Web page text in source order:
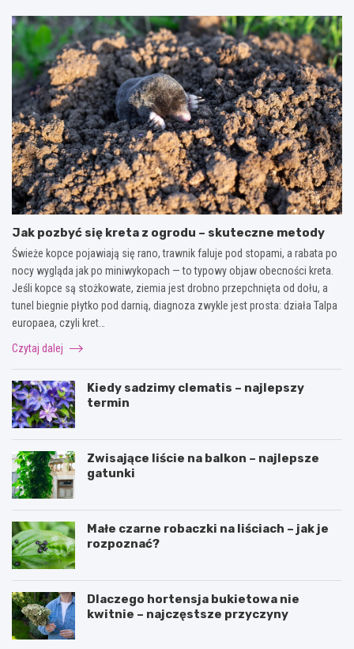
Jak pozbyć się kreta z ogrodu – skuteczne metody
Świeże kopce pojawiają się rano, trawnik faluje pod stopami, a rabata po
nocy wygląda jak po miniwykopach — to typowy objaw obecności kreta.
Jeśli kopce są stożkowate, ziemia jest drobno przepchnięta od dołu, a
tunel biegnie płytko pod darnią, diagnoza zwykle jest prosta: działa Talpa
europaea, czyli kret…
Czytaj dalej
Kiedy sadzimy clematis – najlepszy
termin
Zwisające liście na balkon – najlepsze
gatunki
Małe czarne robaczki na liściach – jak je
rozpoznać?
Dlaczego hortensja bukietowa nie
kwitnie – najczęstsze przyczyny